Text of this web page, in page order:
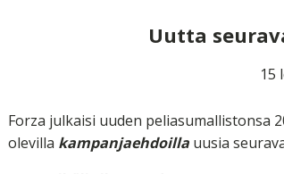
Uutta
15
Forza julkaisi uuden peliasumallistonsa
olevilla kampanjaehdoilla uusia